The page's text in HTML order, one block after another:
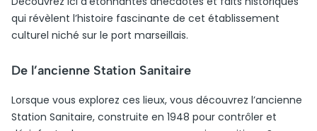
qui révèlent l’histoire fascinante de cet établissement
culturel niché sur le port marseillais.
De l’ancienne Station Sanitaire
Lorsque vous explorez ces lieux, vous découvrez l’ancienne
Station Sanitaire, construite en 1948 pour contrôler et